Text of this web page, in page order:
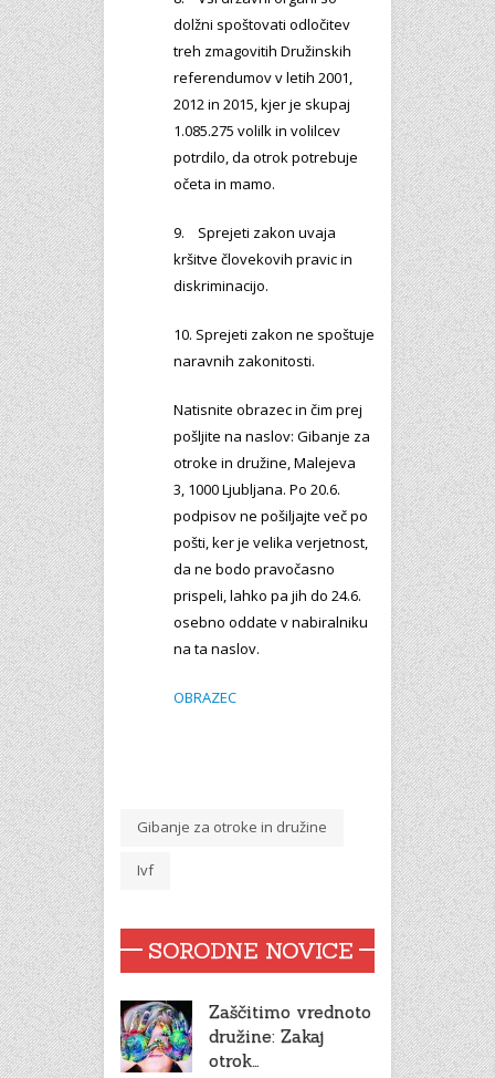
dolžni spoštovati odločitev
treh zmagovitih Družinskih
referendumov v letih 2001,
2012 in 2015, kjer je skupaj
1.085.275 volilk in volilcev
potrdilo, da otrok potrebuje
očeta in mamo.
9. Sprejeti zakon uvaja
kršitve človekovih pravic in
diskriminacijo.
10. Sprejeti zakon ne spoštuje
naravnih zakonitosti.
Natisnite obrazec in čim prej
pošljite na naslov: Gibanje za
otroke in družine, Malejeva
3, 1000 Ljubljana. Po 20.6.
podpisov ne pošiljajte več po
pošti, ker je velika verjetnost,
da ne bodo pravočasno
prispeli, lahko pa jih do 24.6.
osebno oddate v nabiralniku
na ta naslov.
OBRAZEC
Gibanje za otroke in družine
Ivf
SORODNE NOVICE
Zaščitimo vrednoto
družine: Zakaj
otrok…